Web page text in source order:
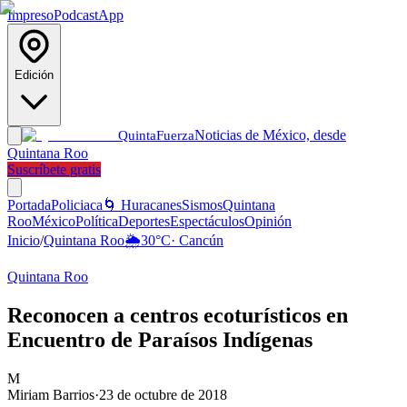
ImpresoPodcastApp
Edición
QuintaFuerzaNoticias de México, desde
Quintana Roo
Suscríbete gratis
PortadaPoliciaca 🌀 HuracanesSismosQuintana
RooMéxicoPolíticaDeportesEspectáculosOpinión
Inicio/Quintana Roo🌦️30°C· Cancún
Quintana Roo
Reconocen a centros ecoturísticos en
Encuentro de Paraísos Indígenas
M
Miriam Barrios·23 de octubre de 2018